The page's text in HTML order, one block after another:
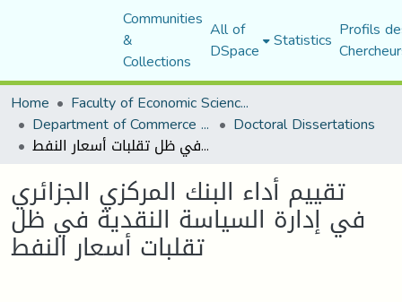
Communities
&
Collections
All of
DSpace Statistics Profils
Home
Faculty of Economic Sciences, Commerce and Management Sciences
Department of Commerce Science Doctoral Dissertations
تقييم أداء البنك المركزي الجزائري في إدارة السياسة النقدية في ظل تقلبات أسعار النفط
تقييم أداء البنك المركزي الجزائري
في إدارة السياسة النقدية في ظل
تقلبات أسعار النفط